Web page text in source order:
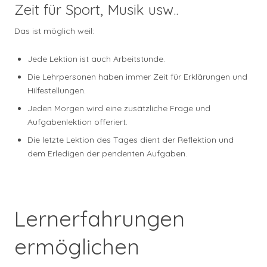
Zeit für Sport, Musik usw..
Das ist möglich weil:
Jede Lektion ist auch Arbeitstunde.
Die Lehrpersonen haben immer Zeit für Erklärungen und
Hilfestellungen.
Jeden Morgen wird eine zusätzliche Frage und
Aufgabenlektion offeriert.
Die letzte Lektion des Tages dient der Reflektion und
dem Erledigen der pendenten Aufgaben.
Lernerfahrungen
ermöglichen